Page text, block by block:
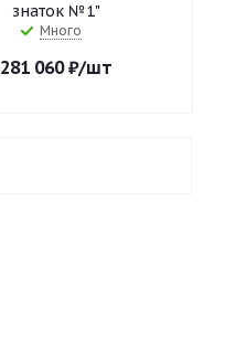
знаток №1"
Много
281 060₽/шт